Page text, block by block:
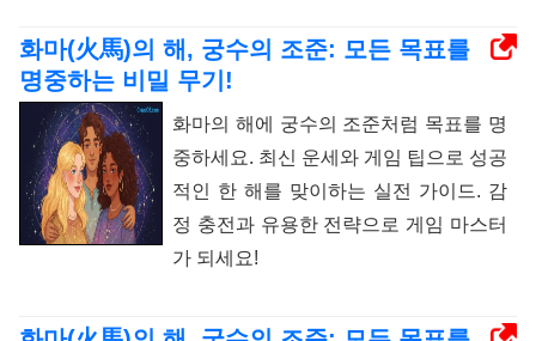
화마(火馬)의 해, 궁수의 조준: 모든 목표를
명중하는 비밀 무기!
화마의 해에 궁수의 조준처럼 목표를 명
중하세요. 최신 운세와 게임 팁으로 성공
적인 한 해를 맞이하는 실전 가이드. 감
정 충전과 유용한 전략으로 게임 마스터
가 되세요!